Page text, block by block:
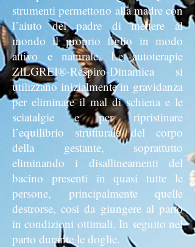
strumenti permettono alla madre con
l’aiuto del padre di mettere al
mondo il proprio figlio in modo
attivo e naturale. Le autoterapie
ZILGREI®-Respiro-Dinamica si
utilizzano inizialmente in gravidanza
per eliminare il mal di schiena e le
sciatalgie e per ripristinare
l’equilibrio strutturale del corpo
della gestante, soprattutto
eliminando i disallineamenti del
bacino presenti in quasi tutte le
persone, principalmente quelle
destrorse, cosi da giungere al parto
in condizioni ottimali. In seguito nel
parto durante le doglie.